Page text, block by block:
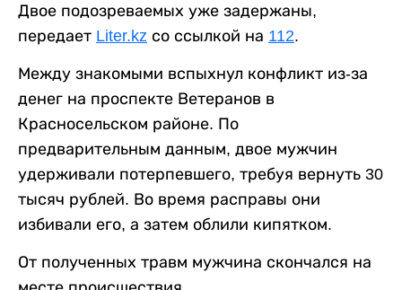
Двое подозреваемых уже задержаны,
передает Liter.kz со ссылкой на 112.
Между знакомыми вспыхнул конфликт из-за
денег на проспекте Ветеранов в
Красносельском районе. По
предварительным данным, двое мужчин
удерживали потерпевшего, требуя вернуть 30
тысяч рублей. Во время расправы они
избивали его, а затем облили кипятком.
От полученных травм мужчина скончался на